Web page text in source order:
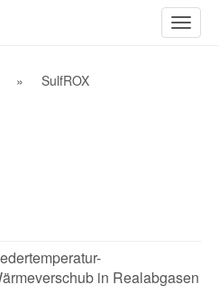
ein-/
SulfROX
in Realabgasen